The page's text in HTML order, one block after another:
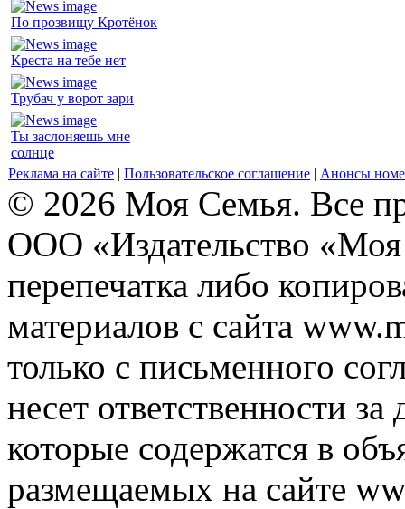
По прозвищу Кротёнок
Креста на тебе нет
Трубач у ворот зари
Ты заслоняешь мне
солнце
Реклама на сайте | Пользовательское соглашение | Анонсы
© 2026 Моя Семья. Все
ООО «Издательство
перепечатка либо
материалов с сайта
только с письменного
несет ответственности
которые содержатся в
размещаемых на сайте